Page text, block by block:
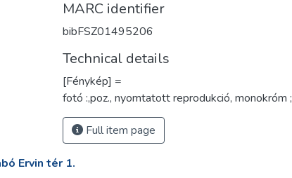
MARC identifier
bibFSZ01495206
Technical details
[Fénykép] =
fotó :,poz., nyomtatott reprodukció, monokróm ;
Full item page
Ervin tér 1.